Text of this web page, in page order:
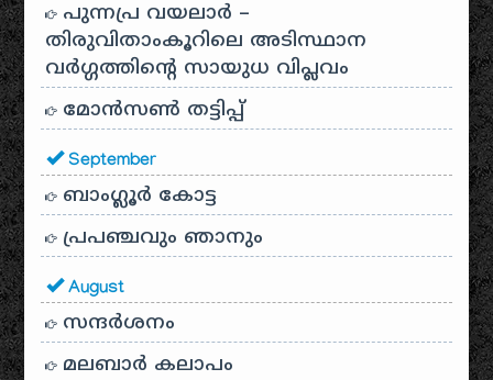
പുന്നപ്ര വയലാർ –
തിരുവിതാംകൂറിലെ അടിസ്ഥാന
വർഗ്ഗത്തിന്റെ സായുധ വിപ്ലവം
മോൻസൺ തട്ടിപ്പ്
September
ബാംഗ്ലൂർ കോട്ട
പ്രപഞ്ചവും ഞാനും
August
സന്ദര്‍ശനം
മലബാർ കലാപം